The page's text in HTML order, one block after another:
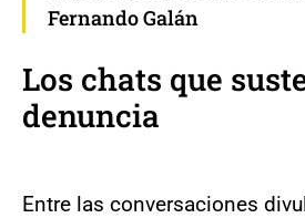
Fernando Galán
Los chats que
denuncia
Entre las conversaciones